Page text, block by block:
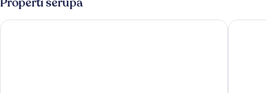
Armenian Street Heritage Hotel Victoria